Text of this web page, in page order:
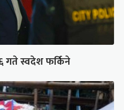
गते स्वदेश फर्किने